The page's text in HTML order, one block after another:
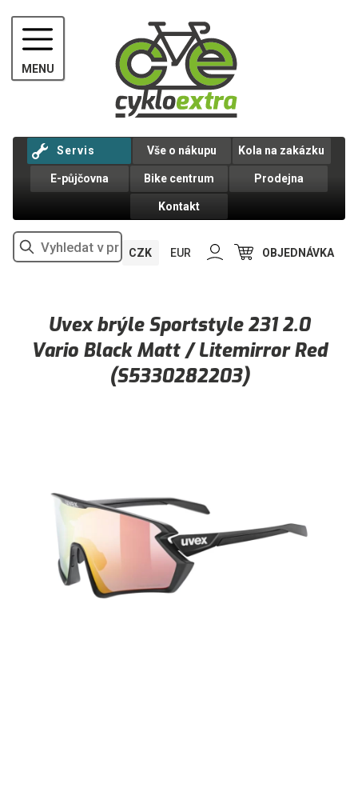
MENU
Servis Vše o nákupu Kola na zakázku
E-půjčovna Bike centrum Prodejna
Kontakt
CZK EUR OBJEDNÁVKA
Uvex brýle Sportstyle 231 2.0
Vario Black Matt / Litemirror Red
(S5330282203)